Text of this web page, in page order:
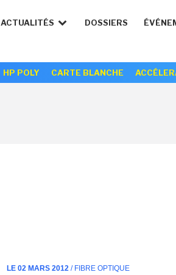
ACTUALITÉS DOSSIERS
HP POLY CARTE BLANCHE
LE 02 MARS 2012 / FIBRE OPTIQUE